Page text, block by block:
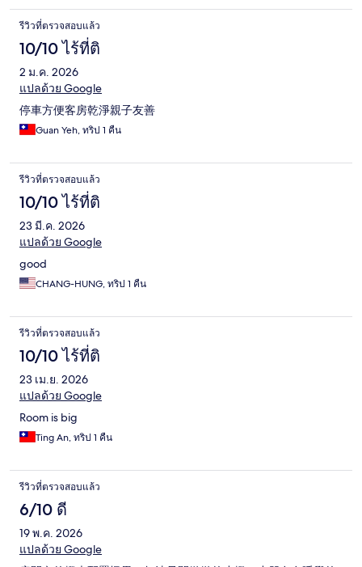
รีวิวที่ตรวจสอบแล้ว
10/10 ไร้ที่ติ
2 ม.ค. 2026
แปลด้วย Google
停車方便客房乾淨親子友善
Guan Yeh, ทริป 1 คืน
รีวิวที่ตรวจสอบแล้ว
10/10 ไร้ที่ติ
23 มี.ค. 2026
แปลด้วย Google
good
CHANG-HUNG, ทริป 1 คืน
รีวิวที่ตรวจสอบแล้ว
10/10 ไร้ที่ติ
23 เม.ย. 2026
แปลด้วย Google
Room is big
Ting An, ทริป 1 คืน
รีวิวที่ตรวจสอบแล้ว
6/10 ดี
19 พ.ค. 2026
แปลด้วย Google